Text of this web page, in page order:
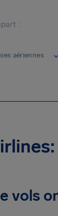
aériennes
vols